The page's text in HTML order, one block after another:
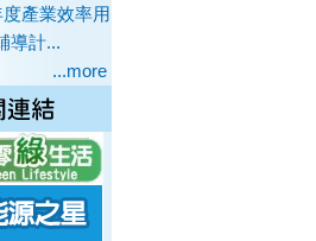
度產業效率用
導計...
...more